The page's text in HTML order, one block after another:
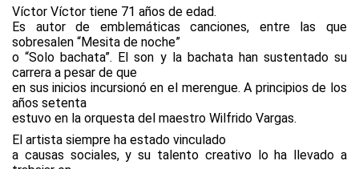
Víctor Víctor tiene 71 años de edad.
Es autor de emblemáticas canciones, entre las que
sobresalen “Mesita de noche”
o “Solo bachata”. El son y la bachata han sustentado su
carrera a pesar de que
en sus inicios incursionó en el merengue. A principios de los
años setenta
estuvo en la orquesta del maestro Wilfrido Vargas.
El artista siempre ha estado vinculado
a causas sociales, y su talento creativo lo ha llevado a